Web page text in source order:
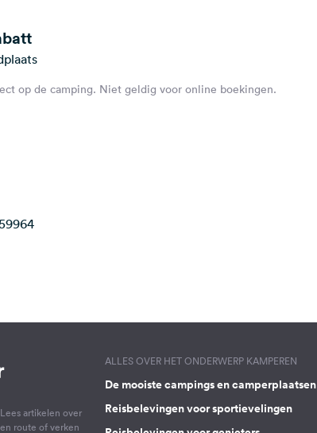
op de camping. Niet geldig voor online boekingen.
artikelen over
route of verken
ALLES OVER HET ONDERWERP KAMPEREN
De mooiste campings en camperplaatsen
Reisbelevingen voor sportievelingen